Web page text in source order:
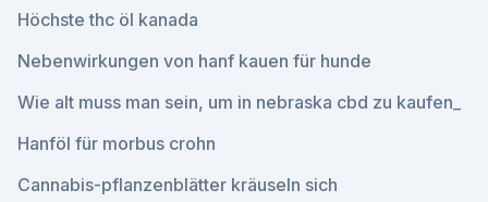
Höchste thc öl kanada
Nebenwirkungen von hanf kauen für hunde
Wie alt muss man sein, um in nebraska cbd zu kaufen_
Hanföl für morbus crohn
Cannabis-pflanzenblätter kräuseln sich